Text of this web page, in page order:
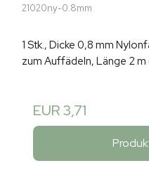
21020ny-0.8mm
1 Stk., Dicke 0,8 mm
zum Auffädeln, Länge 2
EUR 3,71